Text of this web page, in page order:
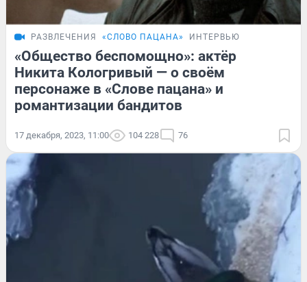
РАЗВЛЕЧЕНИЯ «СЛОВО ПАЦАНА» ИНТЕРВЬЮ
«Общество беспомощно»: актёр
Никита Кологривый — о своём
персонаже в «Слове пацана» и
романтизации бандитов
17 декабря, 2023, 11:00 104 228 76